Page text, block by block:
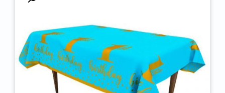
שקית 10 בלונים מטאלי - כסף
8.90₪
+
ADD